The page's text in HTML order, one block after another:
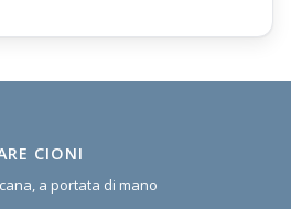
CIONI
a portata di mano